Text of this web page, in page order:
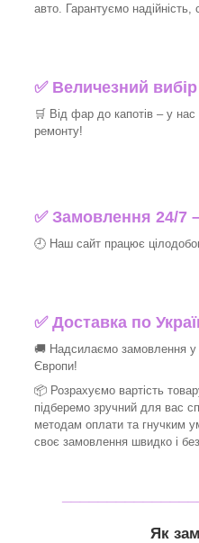
авто. Гарантуємо надійність,
✅ Величезний
🛒 Від фар до капотів – у
ремонту!
✅ Замовлення 24/7
🕘 Наш сайт працює
✅ Доставка по
🚚 Надсилаємо замовлення у
Європи!
📦 Розрахуємо вартість
підберемо зручний для вас
методам оплати та гнучким
своє замовлення швидко і
Як